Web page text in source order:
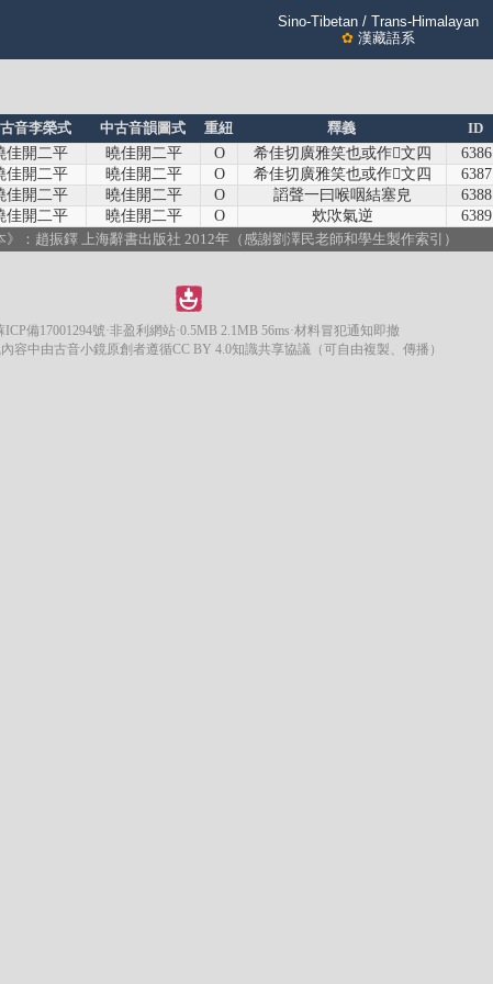
Sino-Tibetan / Trans-Himalayan
✿ 漢藏語系
音李榮式 中古音韻圖式 重紐 釋義 ID
佳開二平 曉佳開二平 O 希佳切廣雅笑也或作𧥤文四 6386
佳開二平 曉佳開二平 O 希佳切廣雅笑也或作𧥤文四 6387
佳開二平 曉佳開二平 O 謟聲一曰喉咽結塞皃 6388
佳開二平 曉佳開二平 O 㰰㰨氣逆 6389
》：趙振鐸 上海辭書出版社 2012年（感謝劉澤民老師和學生製作索引）
ICP備17001294號·非盈利網站·0.5MB 2.1MB 56ms·材料冒犯通知即撤
容中由古音小鏡原創者遵循CC BY 4.0知識共享協議（可自由複製、傳播）